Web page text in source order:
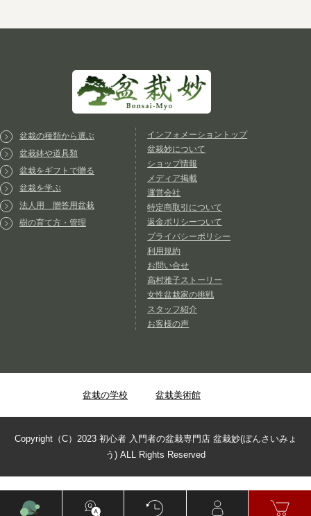
盆栽の種類から選ぶ
盆栽鉢や道具類
盆栽をギフトで贈る
盆栽を学ぶ
法人用 贈答用盆栽
樹の育て方・管理
インフォメーショントップ
盆栽妙について
ショップ情報
メディア掲載
運営会社
特定商取引について
返金ポリシーついて
プライバシーポリシー
利用規約
お問い合せ
高村雅子ストーリー
女性盆栽家の挑戦
スタッフ紹介
お客様の声
盆栽の学校 盆栽美術館
Copyright（C）2023 初心者 入門者の盆栽専門店 盆栽妙(ぼんさいみょ
う) ALL Rights Reserved